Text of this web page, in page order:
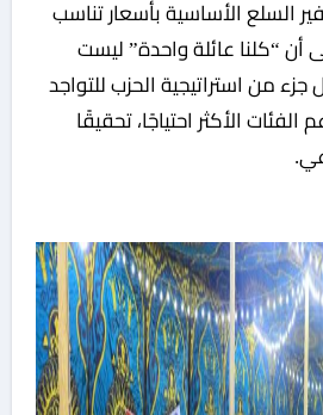
السلع الأساسية بأسعار تناسب
أن “كلنا عائلة واحدة” ليست
جزء من استراتيجية الحزب للتواجد
الأكثر احتياجًا، تحقيقًا